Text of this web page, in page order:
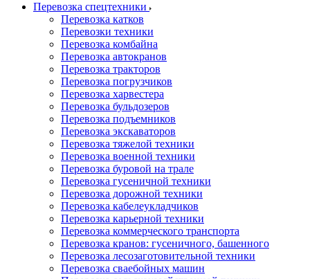
Перевозка спецтехники
Перевозка катков
Перевозки техники
Перевозка комбайна
Перевозка автокранов
Перевозка тракторов
Перевозка погрузчиков
Перевозка харвестера
Перевозка бульдозеров
Перевозка подъемников
Перевозка экскаваторов
Перевозка тяжелой техники
Перевозка военной техники
Перевозка буровой на трале
Перевозка гусеничной техники
Перевозка дорожной техники
Перевозка кабелеукладчиков
Перевозка карьерной техники
Перевозка коммерческого транспорта
Перевозка кранов: гусеничного, башенного
Перевозка лесозаготовительной техники
Перевозка сваебойных машин